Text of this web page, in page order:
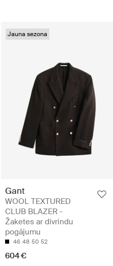
Jauna sezona
Gant
WOOL TEXTURED
CLUB BLAZER -
Žaketes ar divrindu
pogājumu
46 48 50 52
604 €